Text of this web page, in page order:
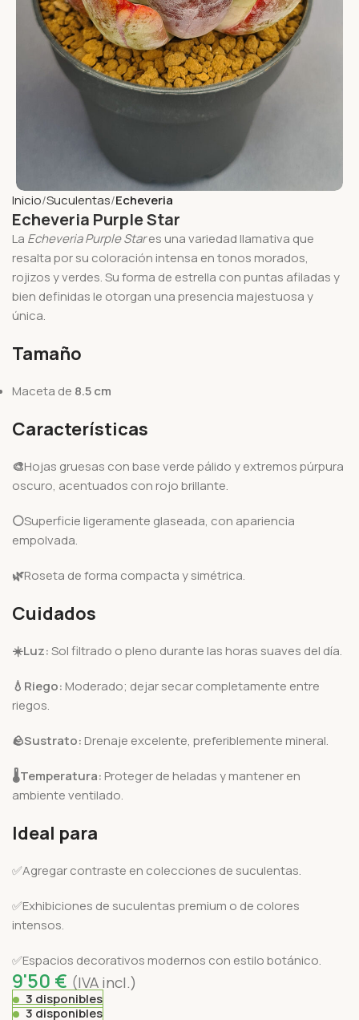
Inicio Suculentas Echeveria
Echeveria Purple Star
La Echeveria Purple Stares una variedad llamativa que
resalta por su coloración intensa en tonos morados,
rojizos y verdes. Su forma de estrella con puntas afiladas y
bien definidas le otorgan una presencia majestuosa y
única.
Tamaño
Maceta de 8.5 cm
Características
🎨Hojas gruesas con base verde pálido y extremos púrpura
oscuro, acentuados con rojo brillante.
⚪Superficie ligeramente glaseada, con apariencia
empolvada.
🌿Roseta de forma compacta y simétrica.
Cuidados
☀️Luz:Sol filtrado o pleno durante las horas suaves del día.
💧 Riego: Moderado; dejar secar completamente entre
riegos.
🪨Sustrato: Drenaje excelente, preferiblemente mineral.
🌡️Temperatura: Proteger de heladas y mantener en
ambiente ventilado.
Ideal para
✅Agregar contraste en colecciones de suculentas.
✅Exhibiciones de suculentas premium o de colores
intensos.
✅Espacios decorativos modernos con estilo botánico.
9'50 € (IVA incl.)
3 disponibles
3 disponibles